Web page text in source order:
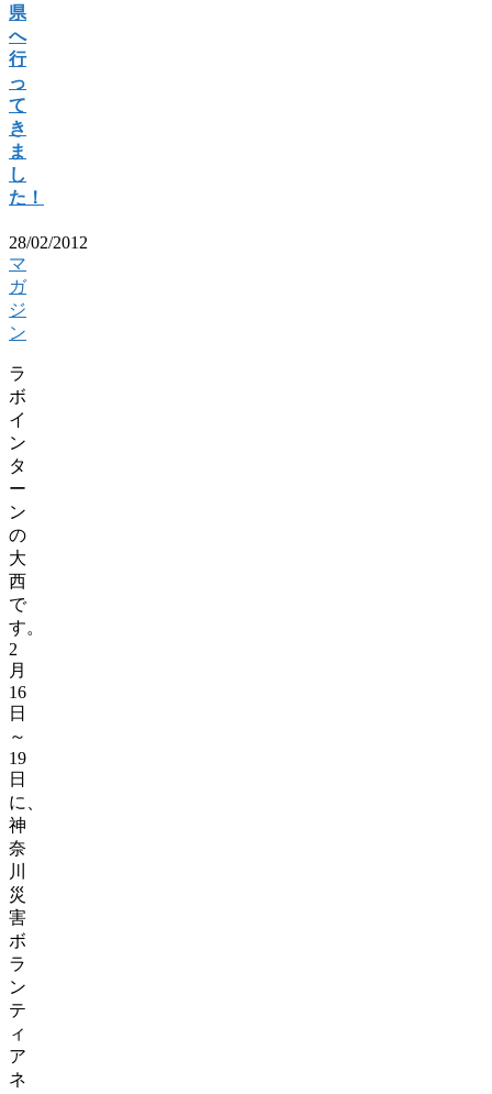
県
へ
行
っ
て
き
ま
し
た！
28/02/2012
マ
ガ
ジ
ン
ラ
ボ
イ
ン
タ
ー
ン
の
大
西
で
す。
2
月
16
日
～
19
日
に、
神
奈
川
災
害
ボ
ラ
ン
テ
ィ
ア
ネ